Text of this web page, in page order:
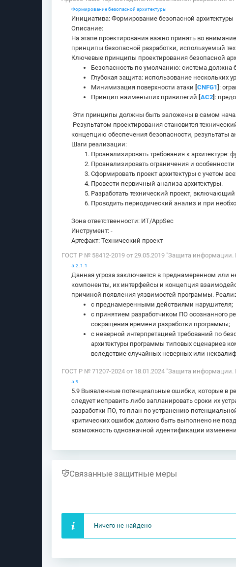
Формирование безопасной архитектуры
Инициатива: Формирование безопасной архитектуры
Описание:
На этапе проектирования важно принять во
принципы безопасной разработки, используемый
Ключевые принципы проектирования безопасной
Безопасность по умолчанию: система
Глубокая защита: использование нескольких
Минимизация поверхности атаки [CNFG1] :
Принцип наименьших привилегий [AC2] :
Эти принципы должны быть заложены в самом
Результатом проектирования становится
концепцию обеспечения безопасности,
Шаги реализации:
Проанализировать требования к архитектуре:
Проанализировать ограничения и
Сформировать проект архитектуры с учетом
Провести первичный анализа архитектуры.
Разработать технический проект,
Проводить периодический анализ и при
Зона ответственности: ИТ/AppSec
Инструмент: -
Артефакт: Технический проект
ГОСТ Р № 58412-2019 от 29.05.2019 "Защита информации.
5.2.1.1
Данная угроза заключается в преднамеренном или
компоненты, их интерфейсы и концепция
причиной появления уязвимостей программы.
с преднамеренными действиями нарушителя;
с принятием разработчиком ПО осознанного
сокращения времени разработки программы;
с неверной интерпретацией требований по
архитектуры программы типовых сценариев
вследствие случайных неверных или
ГОСТ Р № 71207-2024 от 18.01.2024 "Защита информации.
5.9
5.9 Выявленные потенциальные ошибки, которые в
следует исправить либо запланировать сроки их
разработки ПО, то план по устранению
критических ошибок должно быть выполнено не
возможность однозначной идентификации
Связанные защитные меры
Ничего не найдено